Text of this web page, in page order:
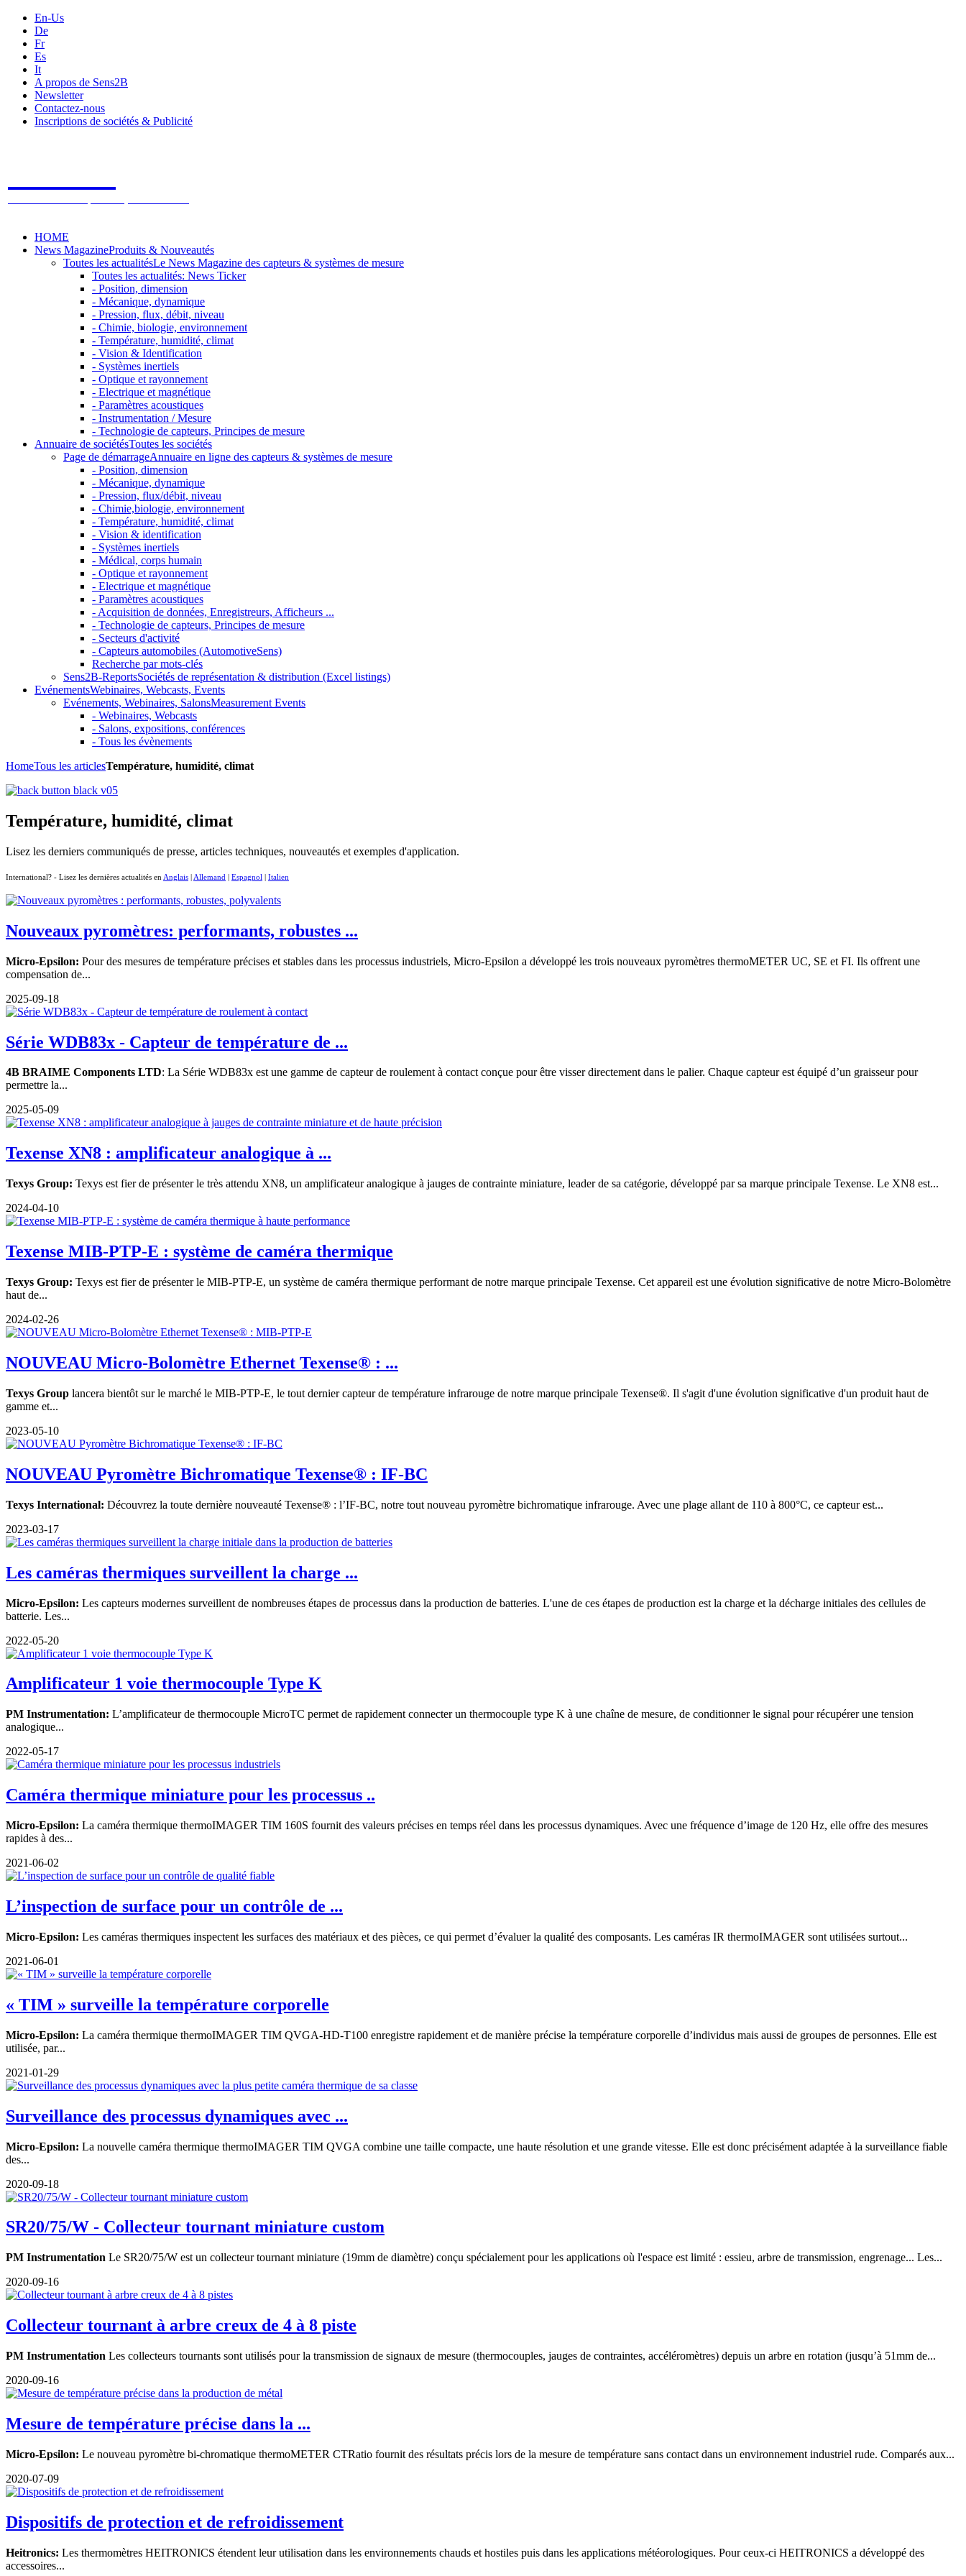
En-Us
De
Fr
Es
It
A propos de Sens2B
Newsletter
Contactez-nous
Inscriptions de sociétés & Publicité
HOME
News MagazineProduits & Nouveautés
Toutes les actualitésLe News Magazine des capteurs & systèmes de mesure
Toutes les actualités: News Ticker
- Position, dimension
- Mécanique, dynamique
- Pression, flux, débit, niveau
- Chimie, biologie, environnement
- Température, humidité, climat
- Vision & Identification
- Systèmes inertiels
- Optique et rayonnement
- Electrique et magnétique
- Paramètres acoustiques
- Instrumentation / Mesure
- Technologie de capteurs, Principes de mesure
Annuaire de sociétésToutes les sociétés
Page de démarrageAnnuaire en ligne des capteurs & systèmes de mesure
- Position, dimension
- Mécanique, dynamique
- Pression, flux/débit, niveau
- Chimie,biologie, environnement
- Température, humidité, climat
- Vision & identification
- Systèmes inertiels
- Médical, corps humain
- Optique et rayonnement
- Electrique et magnétique
- Paramètres acoustiques
- Acquisition de données, Enregistreurs, Afficheurs ...
- Technologie de capteurs, Principes de mesure
- Secteurs d'activité
- Capteurs automobiles (AutomotiveSens)
Recherche par mots-clés
Sens2B-ReportsSociétés de représentation & distribution (Excel listings)
EvénementsWebinaires, Webcasts, Events
Evénements, Webinaires, SalonsMeasurement Events
- Webinaires, Webcasts
- Salons, expositions, conférences
- Tous les évènements
HomeTous les articlesTempérature, humidité, climat
Température, humidité, climat
Lisez les derniers communiqués de presse, articles techniques, nouveautés et exemples d'application.
International? - Lisez les dernières actualités en Anglais Allemand Espagnol Italien
Nouveaux pyromètres: performants, robustes ...
Micro-Epsilon: Pour des mesures de température précises et stables dans les processus industriels, Micro-Epsilon a développé les trois nouveaux pyromètres thermoMETER UC, SE et FI. Ils offrent une
compensation de...
2025-09-18
Série WDB83x - Capteur de température de ...
4B BRAIME Components LTD: La Série WDB83x est une gamme de capteur de roulement à contact conçue pour être visser directement dans le palier. Chaque capteur est équipé d’un graisseur pour
permettre la...
2025-05-09
Texense XN8 : amplificateur analogique à ...
Texys Group: Texys est fier de présenter le très attendu XN8, un amplificateur analogique à jauges de contrainte miniature, leader de sa catégorie, développé par sa marque principale Texense. Le XN8 est...
2024-04-10
Texense MIB-PTP-E : système de caméra thermique
Texys Group: Texys est fier de présenter le MIB-PTP-E, un système de caméra thermique performant de notre marque principale Texense. Cet appareil est une évolution significative de notre Micro-Bolomètre
haut de...
2024-02-26
NOUVEAU Micro-Bolomètre Ethernet Texense® : ...
Texys Group lancera bientôt sur le marché le MIB-PTP-E, le tout dernier capteur de température infrarouge de notre marque principale Texense®. Il s'agit d'une évolution significative d'un produit haut de
gamme et...
2023-05-10
NOUVEAU Pyromètre Bichromatique Texense® : IF-BC
Texys International: Découvrez la toute dernière nouveauté Texense® : l’IF-BC, notre tout nouveau pyromètre bichromatique infrarouge. Avec une plage allant de 110 à 800°C, ce capteur est...
2023-03-17
Les caméras thermiques surveillent la charge ...
Micro-Epsilon: Les capteurs modernes surveillent de nombreuses étapes de processus dans la production de batteries. L'une de ces étapes de production est la charge et la décharge initiales des cellules de
batterie. Les...
2022-05-20
Amplificateur 1 voie thermocouple Type K
PM Instrumentation: L’amplificateur de thermocouple MicroTC permet de rapidement connecter un thermocouple type K à une chaîne de mesure, de conditionner le signal pour récupérer une tension
analogique...
2022-05-17
Caméra thermique miniature pour les processus ..
Micro-Epsilon: La caméra thermique thermoIMAGER TIM 160S fournit des valeurs précises en temps réel dans les processus dynamiques. Avec une fréquence d’image de 120 Hz, elle offre des mesures
rapides à des...
2021-06-02
L’inspection de surface pour un contrôle de ...
Micro-Epsilon: Les caméras thermiques inspectent les surfaces des matériaux et des pièces, ce qui permet d’évaluer la qualité des composants. Les caméras IR thermoIMAGER sont utilisées surtout...
2021-06-01
« TIM » surveille la température corporelle
Micro-Epsilon: La caméra thermique thermoIMAGER TIM QVGA-HD-T100 enregistre rapidement et de manière précise la température corporelle d’individus mais aussi de groupes de personnes. Elle est
utilisée, par...
2021-01-29
Surveillance des processus dynamiques avec ...
Micro-Epsilon: La nouvelle caméra thermique thermoIMAGER TIM QVGA combine une taille compacte, une haute résolution et une grande vitesse. Elle est donc précisément adaptée à la surveillance fiable
des...
2020-09-18
SR20/75/W - Collecteur tournant miniature custom
PM Instrumentation Le SR20/75/W est un collecteur tournant miniature (19mm de diamètre) conçu spécialement pour les applications où l'espace est limité : essieu, arbre de transmission, engrenage... Les...
2020-09-16
Collecteur tournant à arbre creux de 4 à 8 piste
PM Instrumentation Les collecteurs tournants sont utilisés pour la transmission de signaux de mesure (thermocouples, jauges de contraintes, accéléromètres) depuis un arbre en rotation (jusqu’à 51mm de...
2020-09-16
Mesure de température précise dans la ...
Micro-Epsilon: Le nouveau pyromètre bi-chromatique thermoMETER CTRatio fournit des résultats précis lors de la mesure de température sans contact dans un environnement industriel rude. Comparés aux...
2020-07-09
Dispositifs de protection et de refroidissement
Heitronics: Les thermomètres HEITRONICS étendent leur utilisation dans les environnements chauds et hostiles puis dans les applications météorologiques. Pour ceux-ci HEITRONICS a développé des
accessoires...